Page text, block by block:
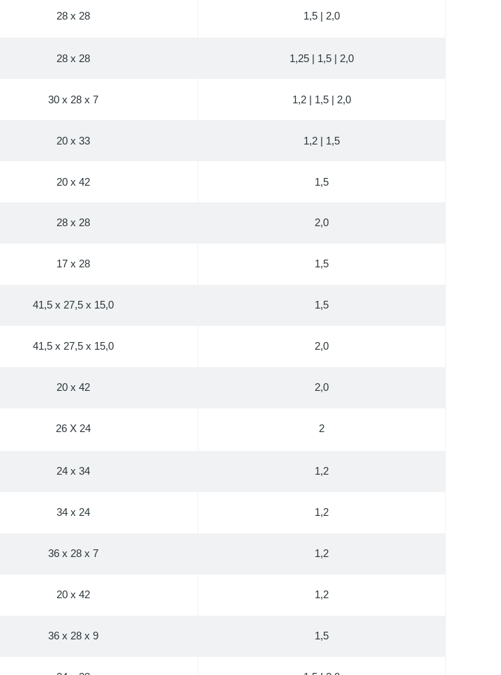
28 x 28 1,5 | 2,0
28 x 28 1,25 | 1,5 | 2,0
30 x 28 x 7 1,2 | 1,5 | 2,0
20 x 33 1,2 | 1,5
20 x 42 1,5
28 x 28 2,0
17 x 28 1,5
41,5 x 27,5 x 15,0 1,5
41,5 x 27,5 x 15,0 2,0
20 x 42 2,0
26 X 24 2
24 x 34 1,2
34 x 24 1,2
36 x 28 x 7 1,2
20 x 42 1,2
36 x 28 x 9 1,5